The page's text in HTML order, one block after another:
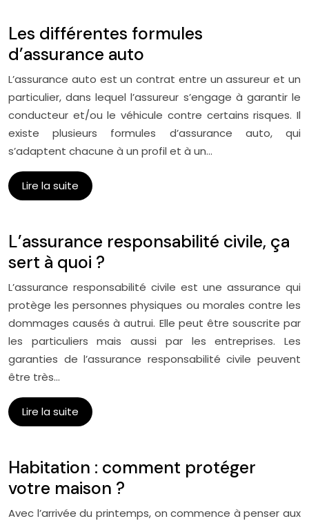
Les différentes formules
d’assurance auto
L’assurance auto est un contrat entre un assureur et un
particulier, dans lequel l’assureur s’engage à garantir le
conducteur et/ou le véhicule contre certains risques. Il
existe plusieurs formules d’assurance auto, qui
s’adaptent chacune à un profil et à un…
Lire la suite
L’assurance responsabilité civile, ça
sert à quoi ?
L’assurance responsabilité civile est une assurance qui
protège les personnes physiques ou morales contre les
dommages causés à autrui. Elle peut être souscrite par
les particuliers mais aussi par les entreprises. Les
garanties de l’assurance responsabilité civile peuvent
être très…
Lire la suite
Habitation : comment protéger
votre maison ?
Avec l’arrivée du printemps, on commence à penser aux